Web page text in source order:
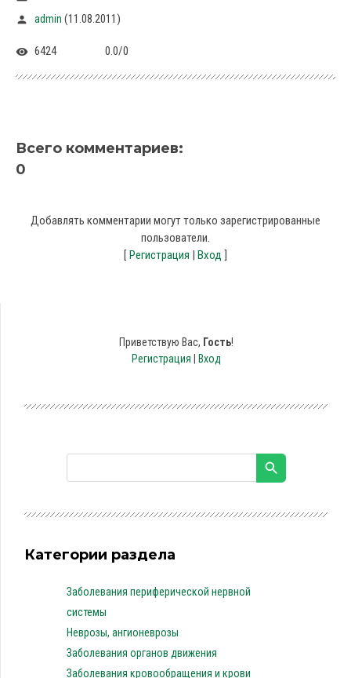
admin (11.08.2011)
6424 0.0/0
Всего комментариев:
0
Добавлять комментарии могут только зарегистрированные
пользователи.
[Регистрация | Вход ]
Приветствую Вас, Гость!
Регистрация
Вход
Категории раздела
Заболевания периферической нервной
системы
Неврозы, ангионеврозы
Заболевания органов движения
Заболевания кровообращения и крови